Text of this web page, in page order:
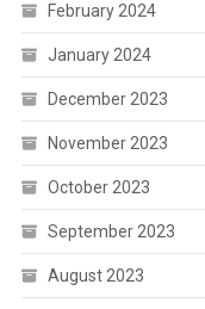
February 2024
January 2024
December 2023
November 2023
October 2023
September 2023
August 2023